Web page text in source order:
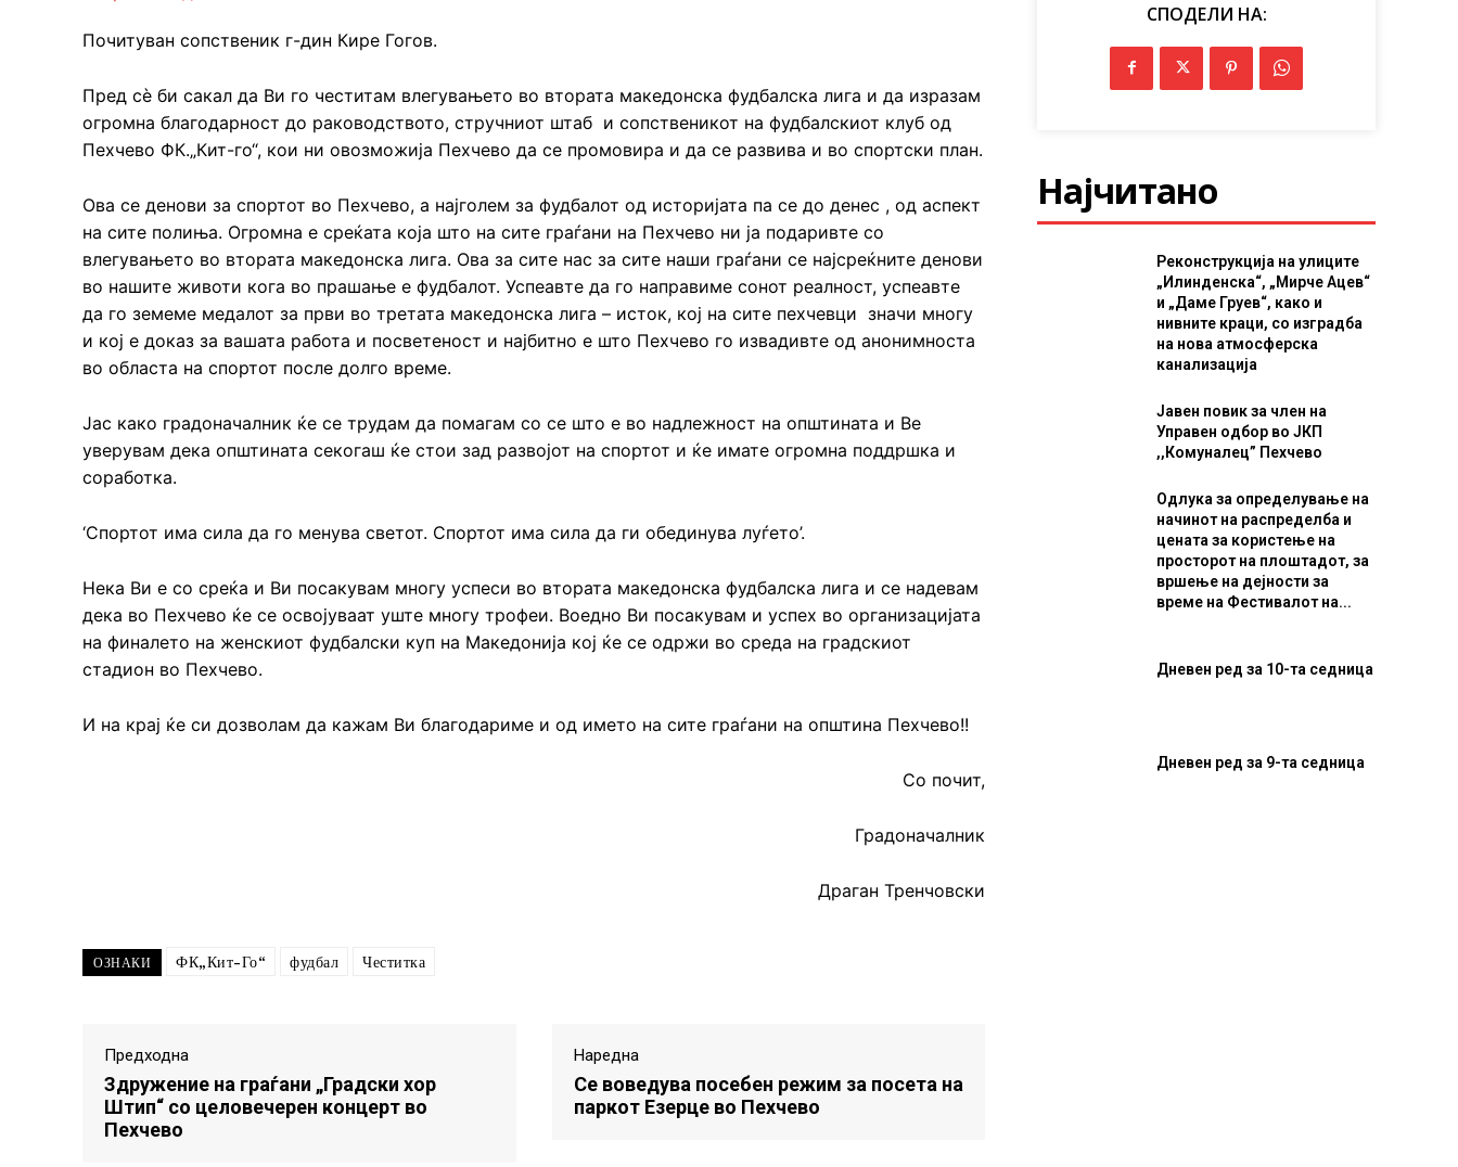
Почитуван сопственик г-дин Кире Гогов.
Пред сѐ би сакал да Ви го честитам влегувањето во втората македонска фудбалска лига и да изразам
огромна благодарност до раководството, стручниот штаб и сопственикот на фудбалскиот клуб од
Пехчево ФК.„Кит-го“, кои ни овозможија Пехчево да се промовира и да се развива и во спортски план.
Ова се денови за спортот во Пехчево, а најголем за фудбалот од историјата па се до денес , од аспект
на сите полиња. Огромна е среќата која што на сите граѓани на Пехчево ни ја подаривте со
влегувањето во втората македонска лига. Ова за сите нас за сите наши граѓани се најсреќните денови
во нашите животи кога во прашање е фудбалот. Успеавте да го направиме сонот реалност, успеавте
да го земеме медалот за први во третата македонска лига – исток, кој на сите пехчевци значи многу
и кој е доказ за вашата работа и посветеност и најбитно е што Пехчево го извадивте од анонимноста
во областа на спортот после долго време.
Јас како градоначалник ќе се трудам да помагам со се што е во надлежност на општината и Ве
уверувам дека општината секогаш ќе стои зад развојот на спортот и ќе имате огромна поддршка и
соработка.
‘Спортот има сила да го менува светот. Спортот има сила да ги обединува луѓето’.
Нека Ви е со среќа и Ви посакувам многу успеси во втората македонска фудбалска лига и се надевам
дека во Пехчево ќе се освојуваат уште многу трофеи. Воедно Ви посакувам и успех во организацијата
на финалето на женскиот фудбалски куп на Македонија кој ќе се одржи во среда на градскиот
стадион во Пехчево.
И на крај ќе си дозволам да кажам Ви благодариме и од името на сите граѓани на општина Пехчево!!
Со почит,
Градоначалник
Драган Тренчовски
ОЗНАКИ ФК„Кит-Го“ фудбал Честитка
Предходна
Здружение на граѓани „Градски хор
Штип“ со целовечерен концерт во
Пехчево
Наредна
Се воведува посебен режим за посета на
паркот Езерце во Пехчево
СПОДЕЛИ НА:
Најчитано
Реконструкција на улиците
„Илинденска“, „Мирче Ацев“
и „Даме Груев“, како и
нивните краци, со изградба
на нова атмосферска
канализација
Јавен повик за член на
Управен одбор во ЈКП
,,Комуналец” Пехчево
Одлука за определување на
начинот на распределба и
цената за користење на
просторот на плоштадот, за
вршење на дејности за
време на Фестивалот на...
Дневен ред за 10-та седница
Дневен ред за 9-та седница